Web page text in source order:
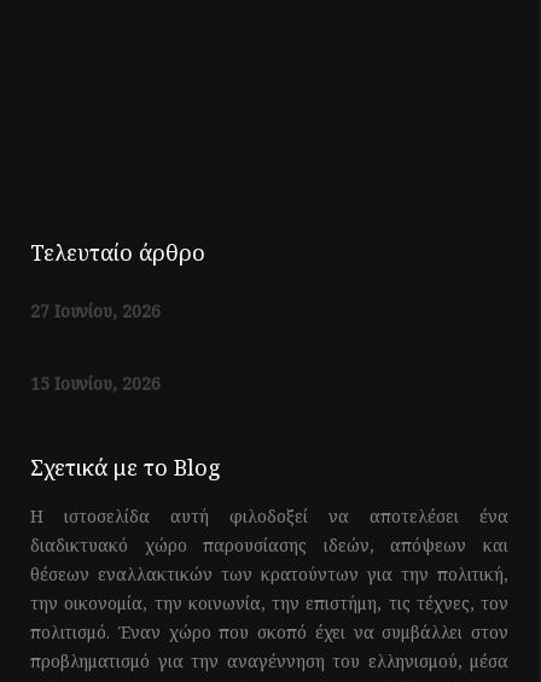
Τελευταίο άρθρο
27 Ιουνίου, 2026
15 Ιουνίου, 2026
Σχετικά με το Blog
Η ιστοσελίδα αυτή φιλοδοξεί να αποτελέσει ένα
διαδικτυακό χώρο παρουσίασης ιδεών, απόψεων και
θέσεων εναλλακτικών των κρατούντων για την πολιτική,
την οικονομία, την κοινωνία, την επιστήμη, τις τέχνες, τον
πολιτισμό. Έναν χώρο που σκοπό έχει να συμβάλλει στον
προβληματισμό για την αναγέννηση του ελληνισμού, μέσα